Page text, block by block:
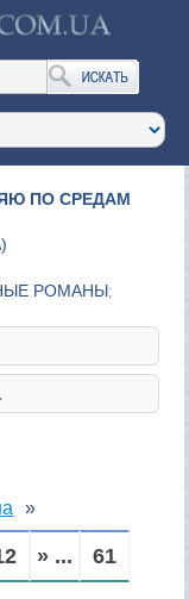
ПО СРЕДАМ
)
РОМАНЫ;
» ... 61